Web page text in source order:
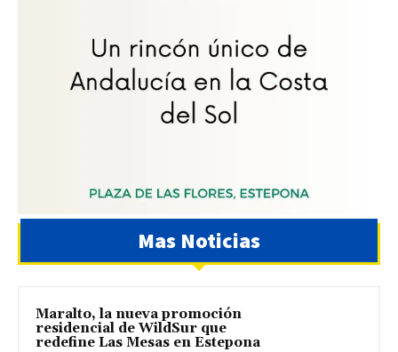
Mas Noticias
Maralto, la nueva promoción
residencial de WildSur que
redefine Las Mesas en Estepona